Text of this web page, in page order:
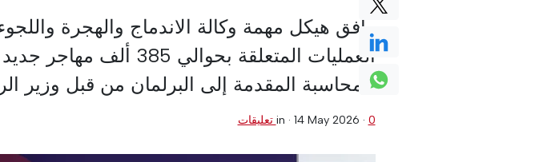
وافق هيكل مهمة وكالة الاندماج والهجرة
العمليات المتعلقة بحوالي
للمحاسبة المقدمة إلى البرلمان من قبل وزير
in · 14 May 2026 · 0 تعليقات